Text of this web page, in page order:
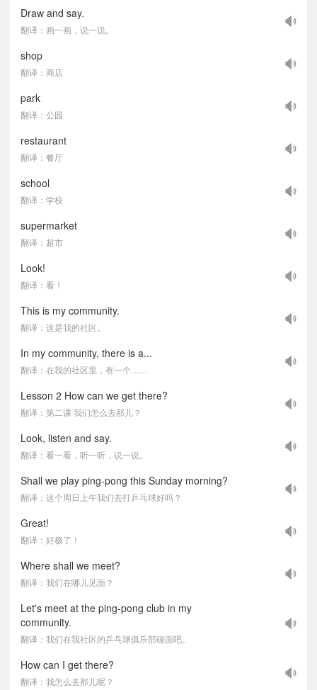
Draw and say.
翻译：画一画，说一说。
shop
翻译：商店
park
翻译：公园
restaurant
翻译：餐厅
school
翻译：学校
supermarket
翻译：超市
Look!
翻译：看！
This is my community.
翻译：这是我的社区。
In my community, there is a...
翻译：在我的社区里，有一个……
Lesson 2 How can we get there?
翻译：第二课 我们怎么去那儿？
Look, listen and say.
翻译：看一看，听一听，说一说。
Shall we play ping-pong this Sunday morning?
翻译：这个周日上午我们去打乒乓球好吗？
Great!
翻译：好极了！
Where shall we meet?
翻译：我们在哪儿见面？
Let's meet at the ping-pong club in my
community.
翻译：我们在我社区的乒乓球俱乐部碰面吧。
How can I get there?
翻译：我怎么去那儿呢？